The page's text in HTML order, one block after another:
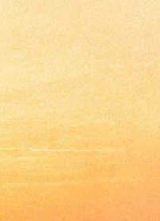
альбом